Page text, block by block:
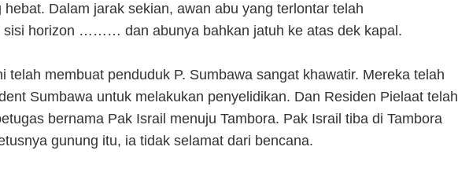
Dalam jarak sekian, awan abu yang terlontar telah
sisi horizon ……… dan abunya bahkan jatuh ke atas dek kapal.
telah membuat penduduk P. Sumbawa sangat khawatir. Mereka telah
Sumbawa untuk melakukan penyelidikan. Dan Residen Pielaat telah
bernama Pak Israil menuju Tambora. Pak Israil tiba di Tambora
gunung itu, ia tidak selamat dari bencana.